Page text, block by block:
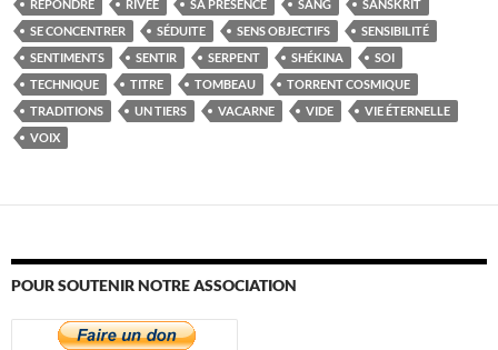
RÉPONDRE RIVÉE SA PRÉSENCE SANG
SANSKRIT
SE CONCENTRER
SÉDUITE SENS OBJECTIFS
SENSIBILITÉ
SENTIMENTS
SENTIR SERPENT SHÉKINA
SOI
TECHNIQUE
TITRE TOMBEAU
TORRENT COSMIQUE
TRADITIONS
UN TIERS VACARNE VIDE
VIE ÉTERNELLE
VOIX
POUR SOUTENIR NOTRE ASSOCIATION